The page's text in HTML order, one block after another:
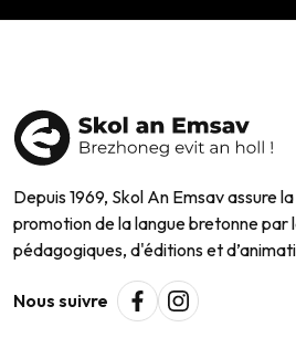
Depuis 1969, Skol An Emsav assure
promotion de la langue bretonne par
pédagogiques, d'éditions et
Nous suivre